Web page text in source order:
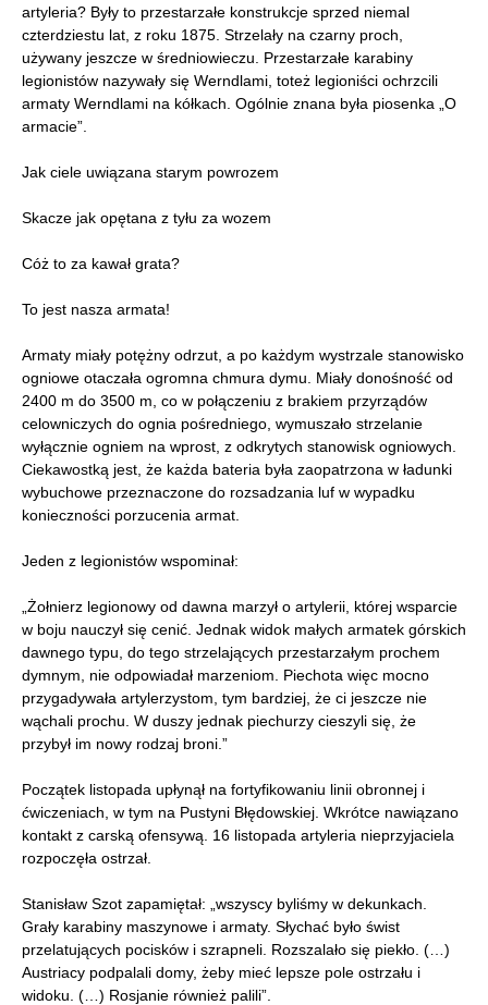
artyleria? Były to przestarzałe konstrukcje sprzed niemal
czterdziestu lat, z roku 1875. Strzelały na czarny proch,
używany jeszcze w średniowieczu. Przestarzałe karabiny
legionistów nazywały się Werndlami, toteż legioniści ochrzcili
armaty Werndlami na kółkach. Ogólnie znana była piosenka „O
armacie”.
Jak ciele uwiązana starym powrozem
Skacze jak opętana z tyłu za wozem
Cóż to za kawał grata?
To jest nasza armata!
Armaty miały potężny odrzut, a po każdym wystrzale stanowisko
ogniowe otaczała ogromna chmura dymu. Miały donośność od
2400 m do 3500 m, co w połączeniu z brakiem przyrządów
celowniczych do ognia pośredniego, wymuszało strzelanie
wyłącznie ogniem na wprost, z odkrytych stanowisk ogniowych.
Ciekawostką jest, że każda bateria była zaopatrzona w ładunki
wybuchowe przeznaczone do rozsadzania luf w wypadku
konieczności porzucenia armat.
Jeden z legionistów wspominał:
„Żołnierz legionowy od dawna marzył o artylerii, której wsparcie
w boju nauczył się cenić. Jednak widok małych armatek górskich
dawnego typu, do tego strzelających przestarzałym prochem
dymnym, nie odpowiadał marzeniom. Piechota więc mocno
przygadywała artylerzystom, tym bardziej, że ci jeszcze nie
wąchali prochu. W duszy jednak piechurzy cieszyli się, że
przybył im nowy rodzaj broni.”
Początek listopada upłynął na fortyfikowaniu linii obronnej i
ćwiczeniach, w tym na Pustyni Błędowskiej. Wkrótce nawiązano
kontakt z carską ofensywą. 16 listopada artyleria nieprzyjaciela
rozpoczęła ostrzał.
Stanisław Szot zapamiętał: „wszyscy byliśmy w dekunkach.
Grały karabiny maszynowe i armaty. Słychać było świst
przelatujących pocisków i szrapneli. Rozszalało się piekło. (…)
Austriacy podpalali domy, żeby mieć lepsze pole ostrzału i
widoku. (…) Rosjanie również palili”.